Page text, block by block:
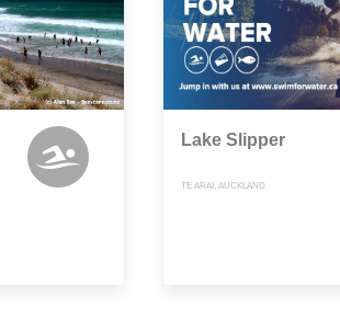
Lake Slipper
TE ARAI, AUCKLAND